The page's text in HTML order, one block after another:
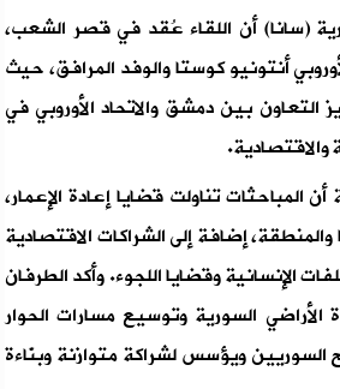
(سانا) أن اللقاء عُقد في قصر الشعب،
أنتونيو كوستا والوفد المرافق، حيث
التعاون بين دمشق والاتحاد الأوروبي في
المباحثات تناولت قضايا إعادة الإعمار،
إضافة إلى الشراكات الاقتصادية
الإنسانية وقضايا اللجوء. وأكد الطرفان
السورية وتوسيع مسارات الحوار
ويؤسس لشراكة متوازنة وبنّاءة